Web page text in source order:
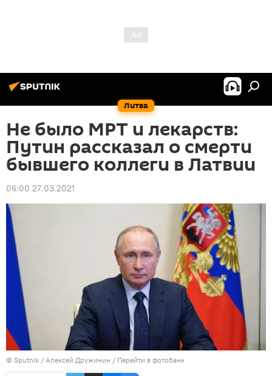
Литва
Не было МРТ и лекарств:
Путин рассказал о смерти
бывшего коллеги в Латвии
06:00 27.03.2021
© Sputnik / Алексей Дружинин / Перейти в фотобанк